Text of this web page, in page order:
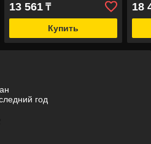
13 561₸
Купить
18
год